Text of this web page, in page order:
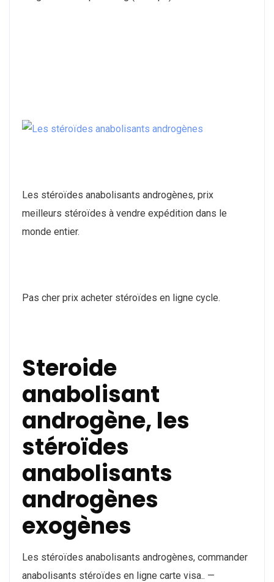
Les stéroïdes anabolisants androgènes, prix
meilleurs stéroïdes à vendre expédition dans le
monde entier.
Pas cher prix acheter stéroïdes en ligne cycle.
Steroide
anabolisant
androgène, les
stéroïdes
anabolisants
androgènes
exogènes
Les stéroïdes anabolisants androgènes, commander
anabolisants stéroïdes en ligne carte visa.. —